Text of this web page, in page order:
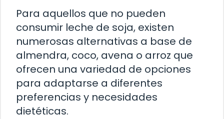
Para aquellos que no pueden
consumir leche de soja, existen
numerosas alternativas a base de
almendra, coco, avena o arroz que
ofrecen una variedad de opciones
para adaptarse a diferentes
preferencias y necesidades
dietéticas.